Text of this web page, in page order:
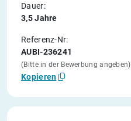
Dauer:
3,5 Jahre
Referenz-Nr:
AUBI-236241
(Bitte in der Bewerbung angeben)
Kopieren